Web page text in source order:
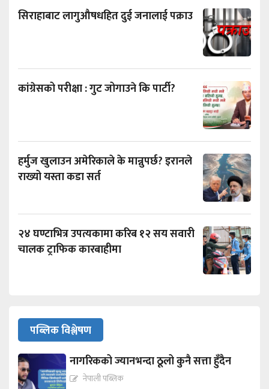
सिराहाबाट लागुऔषधहित दुई जनालाई पक्राउ
कांग्रेसको परीक्षा : गुट जोगाउने कि पार्टी?
हर्मुज खुलाउन अमेरिकाले के मान्नुपर्छ? इरानले
राख्यो यस्ता कडा सर्त
२४ घण्टाभित्र उपत्यकामा करिब १२ सय सवारी
चालक ट्राफिक कारबाहीमा
पब्लिक विश्लेषण
नागरिकको ज्यानभन्दा ठूलो कुनै सत्ता हुँदैन
नेपाली पब्लिक